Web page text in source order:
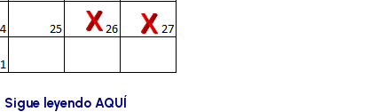
Sigue leyendo AQUÍ